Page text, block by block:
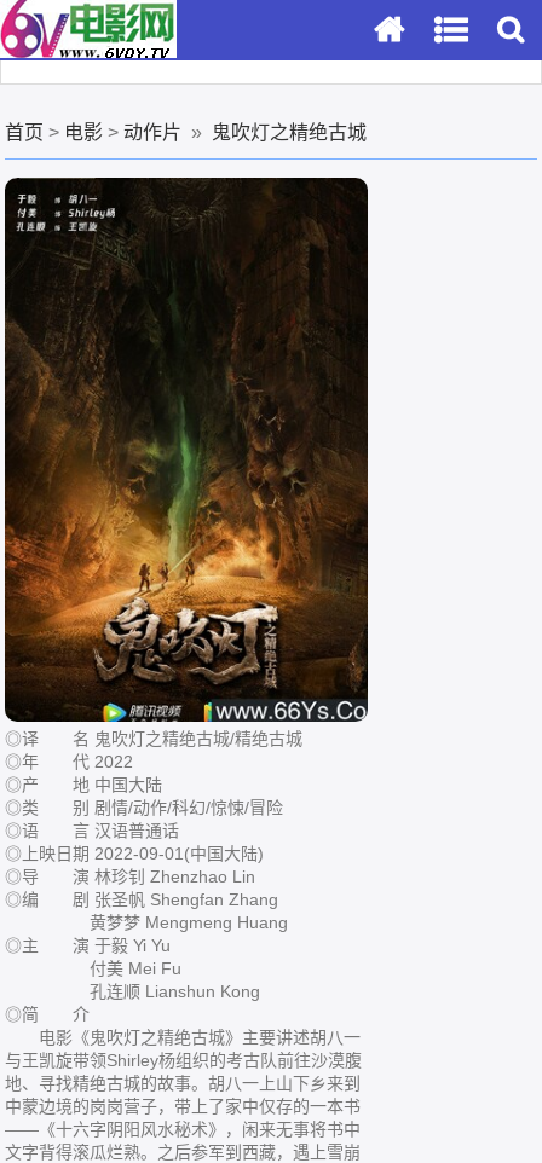
首页 > 电影 >动作片 » 鬼吹灯之精绝古城
◎译 名 鬼吹灯之精绝古城/精绝古城
◎年 代 2022
◎产 地 中国大陆
◎类 别 剧情/动作/科幻/惊悚/冒险
◎语 言 汉语普通话
◎上映日期 2022-09-01(中国大陆)
◎导 演 林珍钊 Zhenzhao Lin
◎编 剧 张圣帆 Shengfan Zhang
黄梦梦 Mengmeng Huang
◎主 演 于毅 Yi Yu
付美 Mei Fu
孔连顺 Lianshun Kong
◎简 介
电影《鬼吹灯之精绝古城》主要讲述胡八一
与王凯旋带领Shirley杨组织的考古队前往沙漠腹
地、寻找精绝古城的故事。胡八一上山下乡来到
中蒙边境的岗岗营子，带上了家中仅存的一本书
——《十六字阴阳风水秘术》，闲来无事将书中
文字背得滚瓜烂熟。之后参军到西藏，遇上雪崩